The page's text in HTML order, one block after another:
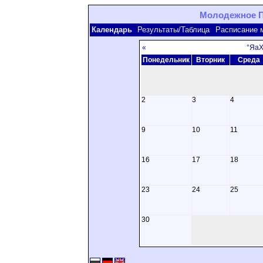
Молодежное
Календарь Результаты/Таблица Расписание
«
Понедельник
Вторник Среда
2 3 4
9 10 11
16 17 18
23 24 25
30